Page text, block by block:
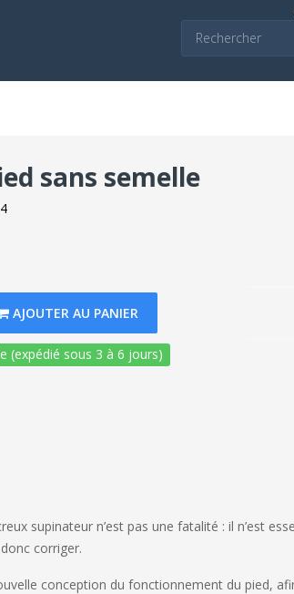
sans semelle
AJOUTER AU PANIER
(expédié sous 3 à 6 jours)
supinateur n’est pas une fatalité : il n’est
corriger.
conception du fonctionnement du pied,